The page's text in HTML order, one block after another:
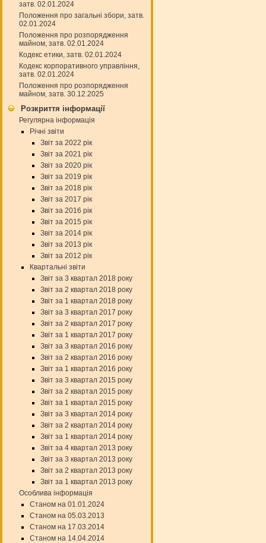
затв. 02.01.2024
Положення про загальні збори, затв.
02.01.2024
Положення про розпорядження
майном, затв. 02.01.2024
Кодекс етики, затв. 02.01.2024
Кодекс корпоративного управління,
затв. 02.01.2024
Положення про розпорядження
майном, затв. 30.12.2025
Розкриття інформації
Регулярна інформація
Річні звіти
Звіт за 2022 рік
Звіт за 2021 рік
Звіт за 2020 рік
Звіт за 2019 рік
Звіт за 2018 рік
Звіт за 2017 рік
Звіт за 2016 рік
Звіт за 2015 рік
Звіт за 2014 рік
Звіт за 2013 рік
Звіт за 2012 рік
Квартальні звіти
Звіт за 3 квартал 2018 року
Звіт за 2 квартал 2018 року
Звіт за 1 квартал 2018 року
Звіт за 3 квартал 2017 року
Звіт за 2 квартал 2017 року
Звіт за 1 квартал 2017 року
Звіт за 3 квартал 2016 року
Звіт за 2 квартал 2016 року
Звіт за 1 квартал 2016 року
Звіт за 3 квартал 2015 року
Звіт за 2 квартал 2015 року
Звіт за 1 квартал 2015 року
Звіт за 3 квартал 2014 року
Звіт за 2 квартал 2014 року
Звіт за 1 квартал 2014 року
Звіт за 4 квартал 2013 року
Звіт за 3 квартал 2013 року
Звіт за 2 квартал 2013 року
Звіт за 1 квартал 2013 року
Особлива інформація
Станом на 01.01.2024
Станом на 05.03.2013
Станом на 17.03.2014
Станом на 14.04.2014